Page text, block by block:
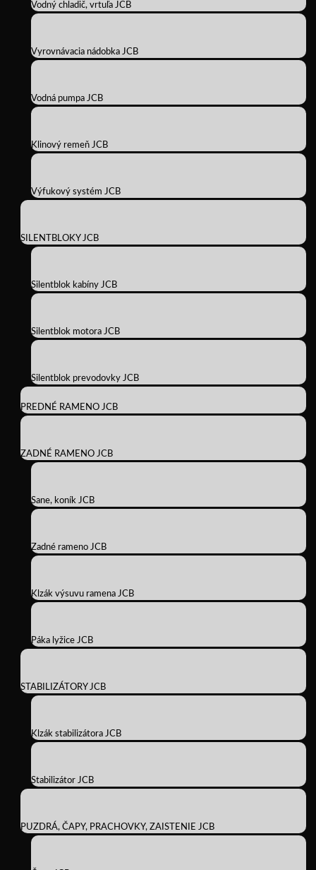
Vodný chladič, vrtuľa JCB
Vyrovnávacia nádobka JCB
Vodná pumpa JCB
Klinový remeň JCB
Výfukový systém JCB
SILENTBLOKY JCB
Silentblok kabíny JCB
Silentblok motora JCB
Silentblok prevodovky JCB
PREDNÉ RAMENO JCB
ZADNÉ RAMENO JCB
Sane, koník JCB
Zadné rameno JCB
Klzák výsuvu ramena JCB
Páka lyžice JCB
STABILIZÁTORY JCB
Klzák stabilizátora JCB
Stabilizátor JCB
PUZDRÁ, ČAPY, PRACHOVKY, ZAISTENIE JCB